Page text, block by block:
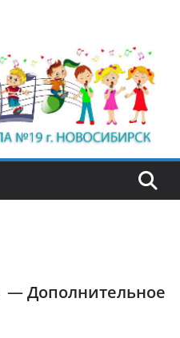
—Дополнительное